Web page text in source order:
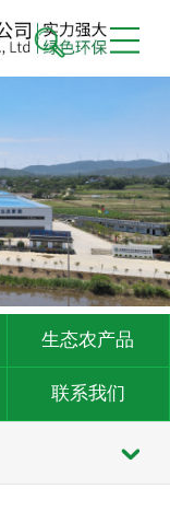
生态农产品
联系我们